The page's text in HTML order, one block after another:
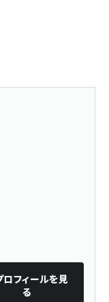
ロフィールを見
る